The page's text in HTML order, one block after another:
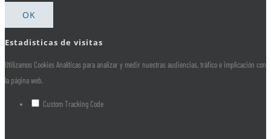
OK
Estadisticas de visitas
Utilizamos Cookies Analíticas para analizar y medir nuestras audiencias, tráfico e implicación con
la página web.
Custom Tracking Code